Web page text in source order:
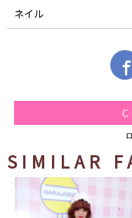
ネイル
SIMILAR